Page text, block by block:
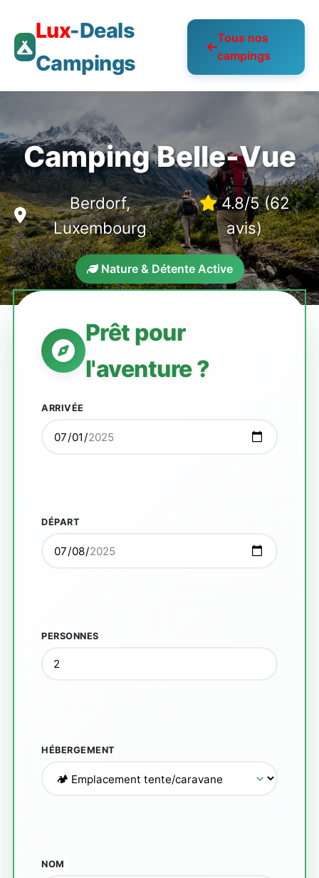
Lux-Deals
Campings
Tous nos
campings
Camping Belle-Vue
Berdorf,
Luxembourg
4.8/5 (62
avis)
Nature & Détente Active
Prêt pour
l'aventure ?
ARRIVÉE
DÉPART
PERSONNES
HÉBERGEMENT
NOM